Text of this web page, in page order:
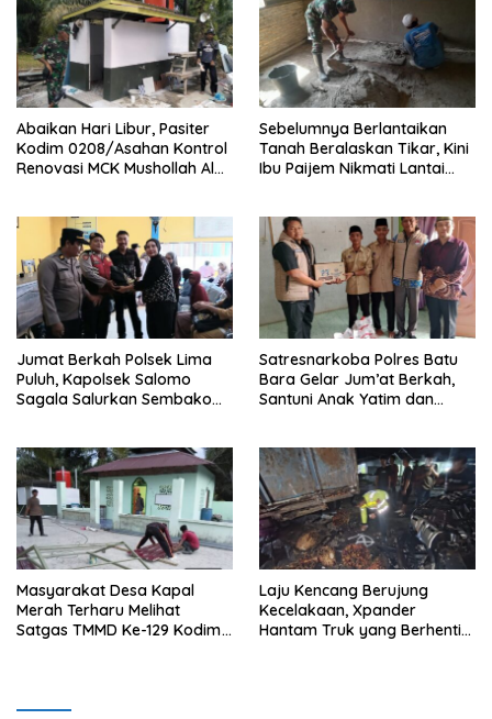
Abaikan Hari Libur, Pasiter
Kodim 0208/Asahan Kontrol
Renovasi MCK Mushollah Al
Sebelumnya Berlantaikan
Tanah Beralaskan Tikar, Kini
Ibu Paijem Nikmati Lantai
0208/Asahan
Jumat Berkah Polsek Lima
Puluh, Kapolsek Salomo
Sagala Salurkan Sembako
Satresnarkoba Polres Batu
Bara Gelar Jum’at Berkah,
Santuni Anak Yatim dan
Masyarakat Desa Kapal
Merah Terharu Melihat
Satgas TMMD Ke-129 Kodim
Laju Kencang Berujung
Kecelakaan, Xpander
Hantam Truk yang Berhenti